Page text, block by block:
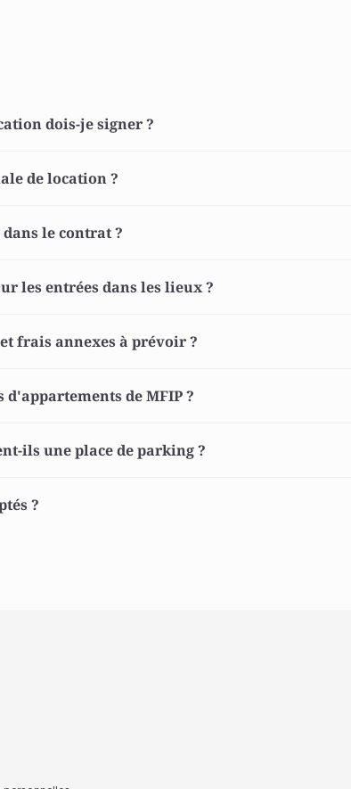
dois-je signer ?
de location ?
le contrat ?
les entrées dans les lieux ?
frais annexes à prévoir ?
d'appartements de MFIP ?
ils une place de parking ?
?